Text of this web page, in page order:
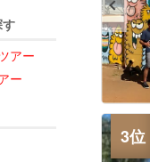
アー
ー